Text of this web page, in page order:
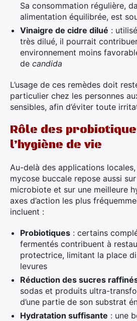
Sa consommation régulière,
alimentation équilibrée, est
Vinaigre de cidre dilué :
très dilué, il pourrait
environnement moins
de candida
L’usage de ces remèdes doit
particulier chez les personnes
sensibles, afin d’éviter toute
Rôle des
l’hygiène de vie
Au-delà des applications
mycose buccale repose aussi
microbiote et sur une meilleure
axes d’action les plus
incluent :
Probiotiques : certains
fermentés contribuent à
protectrice, limitant la place
levures
Réduction des sucres
sodas et produits ultra-
d’une partie de son substrat
Hydratation suffisante : une
: